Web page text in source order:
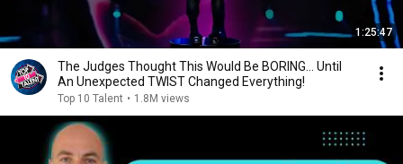
1:25:47
The Judges Thought This Would Be BORING... Until
An Unexpected TWIST Changed Everything!
Top 10 Talent • 1.8M views